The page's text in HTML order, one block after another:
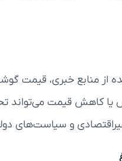
از منابع خبری، قیمت
کاهش قیمت می‌تواند
و سیاست‌های